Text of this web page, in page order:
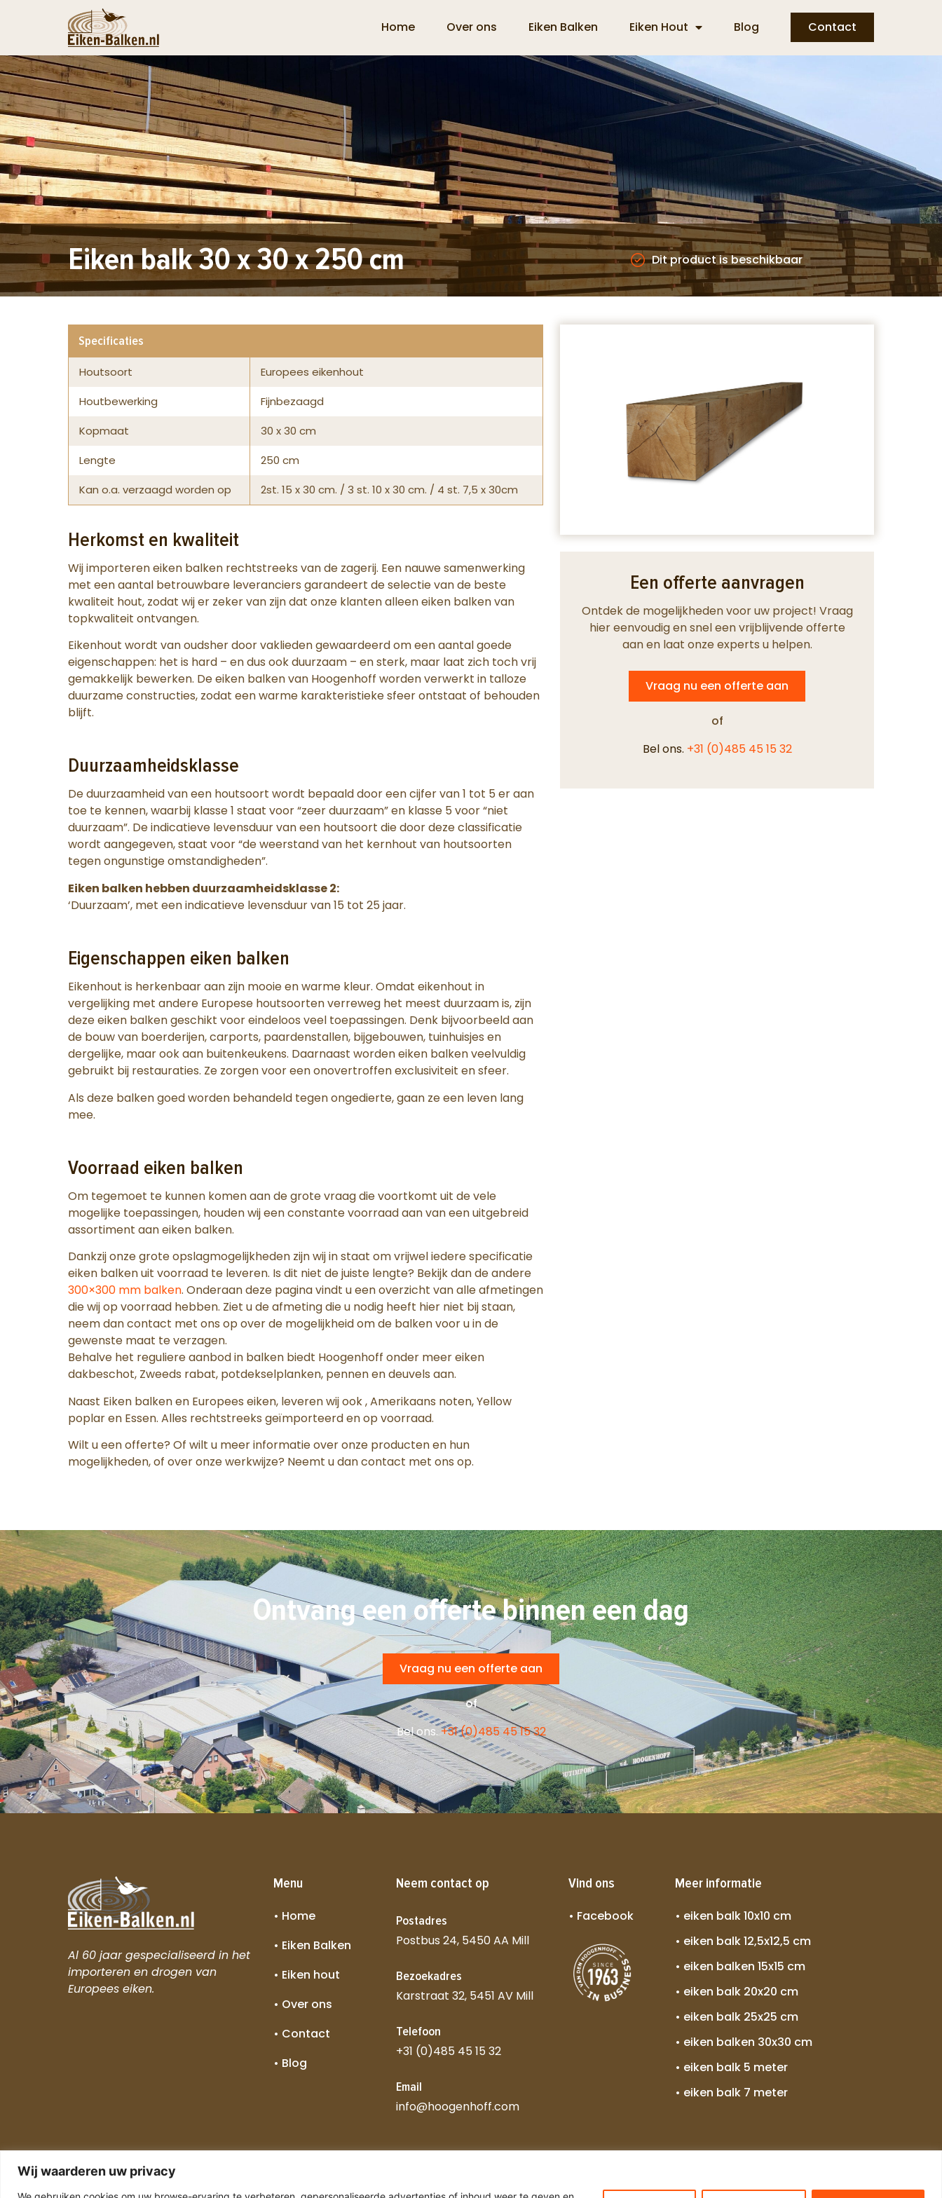
Wij waarderen uw privacy
Home Over ons Eiken Balken Eiken Hout Blog Contact
Eiken balk 30 x 30 x 250 cm Dit product is beschikbaar
Specificaties
Houtsoort
Europees eikenhout
Houtbewerking
Fijnbezaagd
Kopmaat
30 x 30 cm
Lengte
250 cm
Kan o.a. verzaagd worden op
2st. 15 x 30 cm. / 3 st. 10 x 30 cm. / 4 st. 7,5 x 30cm
Herkomst en kwaliteit
Wij importeren eiken balken rechtstreeks van de zagerij. Een nauwe samenwerking
met een aantal betrouwbare leveranciers garandeert de selectie van de beste
kwaliteit hout, zodat wij er zeker van zijn dat onze klanten alleen eiken balken van
topkwaliteit ontvangen.
Eikenhout wordt van oudsher door vaklieden gewaardeerd om een aantal goede
eigenschappen: het is hard – en dus ook duurzaam – en sterk, maar laat zich toch vrij
gemakkelijk bewerken. De eiken balken van Hoogenhoff worden verwerkt in talloze
duurzame constructies, zodat een warme karakteristieke sfeer ontstaat of behouden
blijft.
Duurzaamheidsklasse
De duurzaamheid van een houtsoort wordt bepaald door een cijfer van 1 tot 5 er aan
toe te kennen, waarbij klasse 1 staat voor “zeer duurzaam” en klasse 5 voor “niet
duurzaam”. De indicatieve levensduur van een houtsoort die door deze classificatie
wordt aangegeven, staat voor “de weerstand van het kernhout van houtsoorten
tegen ongunstige omstandigheden”.
Eiken balken hebben duurzaamheidsklasse 2:
‘Duurzaam’, met een indicatieve levensduur van 15 tot 25 jaar.
Eigenschappen eiken balken
Eikenhout is herkenbaar aan zijn mooie en warme kleur. Omdat eikenhout in
vergelijking met andere Europese houtsoorten verreweg het meest duurzaam is, zijn
deze eiken balken geschikt voor eindeloos veel toepassingen. Denk bijvoorbeeld aan
de bouw van boerderijen, carports, paardenstallen, bijgebouwen, tuinhuisjes en
dergelijke, maar ook aan buitenkeukens. Daarnaast worden eiken balken veelvuldig
gebruikt bij restauraties. Ze zorgen voor een onovertroffen exclusiviteit en sfeer.
Als deze balken goed worden behandeld tegen ongedierte, gaan ze een leven lang
mee.
Voorraad eiken balken
Om tegemoet te kunnen komen aan de grote vraag die voortkomt uit de vele
mogelijke toepassingen, houden wij een constante voorraad aan van een uitgebreid
assortiment aan eiken balken.
Dankzij onze grote opslagmogelijkheden zijn wij in staat om vrijwel iedere specificatie
eiken balken uit voorraad te leveren. Is dit niet de juiste lengte? Bekijk dan de andere
300×300 mm balken. Onderaan deze pagina vindt u een overzicht van alle afmetingen
die wij op voorraad hebben. Ziet u de afmeting die u nodig heeft hier niet bij staan,
neem dan contact met ons op over de mogelijkheid om de balken voor u in de
gewenste maat te verzagen.
Behalve het reguliere aanbod in balken biedt Hoogenhoff onder meer eiken
dakbeschot, Zweeds rabat, potdekselplanken, pennen en deuvels aan.
Naast Eiken balken en Europees eiken, leveren wij ook , Amerikaans noten, Yellow
poplar en Essen. Alles rechtstreeks geïmporteerd en op voorraad.
Wilt u een offerte? Of wilt u meer informatie over onze producten en hun
mogelijkheden, of over onze werkwijze? Neemt u dan contact met ons op.
Een offerte aanvragen
Ontdek de mogelijkheden voor uw project! Vraag
hier eenvoudig en snel een vrijblijvende offerte
aan en laat onze experts u helpen.
Vraag nu een offerte aan
of
Bel ons. +31 (0)485 45 15 32
Ontvang een offerte binnen een dag
Vraag nu een offerte aan
of
Bel ons.+31 (0)485 45 15 32
Al 60 jaar gespecialiseerd in het
importeren en drogen van
Europees eiken.
Menu
• Home
• Eiken Balken
• Eiken hout
• Over ons
• Contact
• Blog
Neem contact op
Postadres
Postbus 24, 5450 AA Mill
Bezoekadres
Karstraat 32, 5451 AV Mill
Telefoon
+31 (0)485 45 15 32
Email
info@hoogenhoff.com
Vind ons
• Facebook
Meer informatie
• eiken balk 10x10 cm
• eiken balk 12,5x12,5 cm
• eiken balken 15x15 cm
• eiken balk 20x20 cm
• eiken balk 25x25 cm
• eiken balken 30x30 cm
• eiken balk 5 meter
• eiken balk 7 meter